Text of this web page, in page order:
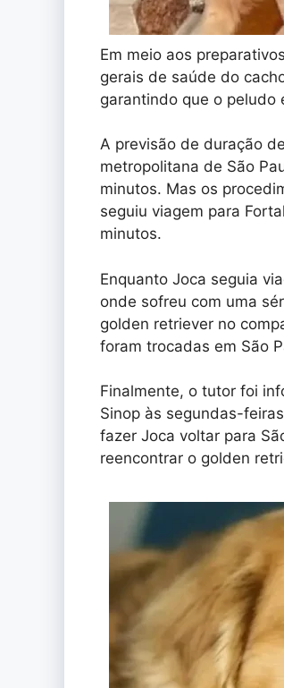
Em meio aos
gerais de saúde do
garantindo que o peludo
A previsão de duração
metropolitana de São
minutos. Mas os
seguiu viagem para
minutos.
Enquanto Joca seguia
onde sofreu com uma
golden retriever no
foram trocadas em São
Finalmente, o tutor foi
Sinop às segundas-
fazer Joca voltar para
reencontrar o golden